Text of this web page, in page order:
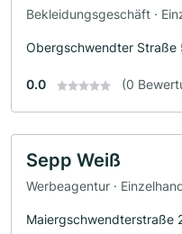
Bekleidungsgeschäft ·
Obergschwendter Straße
0.0 (0
Sepp Weiß
Werbeagentur ·
Maiergschwendterstraße